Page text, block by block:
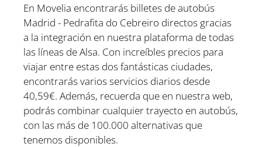
En Movelia encontrarás billetes de autobús
Madrid - Pedrafita do Cebreiro directos gracias
a la integración en nuestra plataforma de todas
las líneas de Alsa. Con increíbles precios para
viajar entre estas dos fantásticas ciudades,
encontrarás varios servicios diarios desde
40,59€. Además, recuerda que en nuestra web,
podrás combinar cualquier trayecto en autobús,
con las más de 100.000 alternativas que
tenemos disponibles.